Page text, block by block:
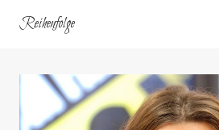
naarReihenfolge